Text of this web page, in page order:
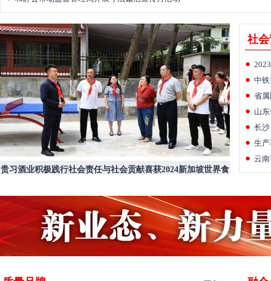
贵习酒业积极践行社会责任与社会贡献喜获2024新加坡世界食
社
中
省
山
长
生
云